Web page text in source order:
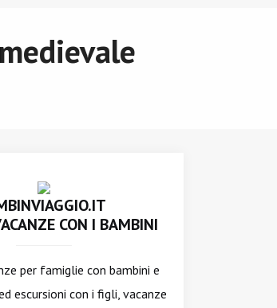
CON I BAMBINI
per famiglie con bambini e
escursioni con i figli, vacanze